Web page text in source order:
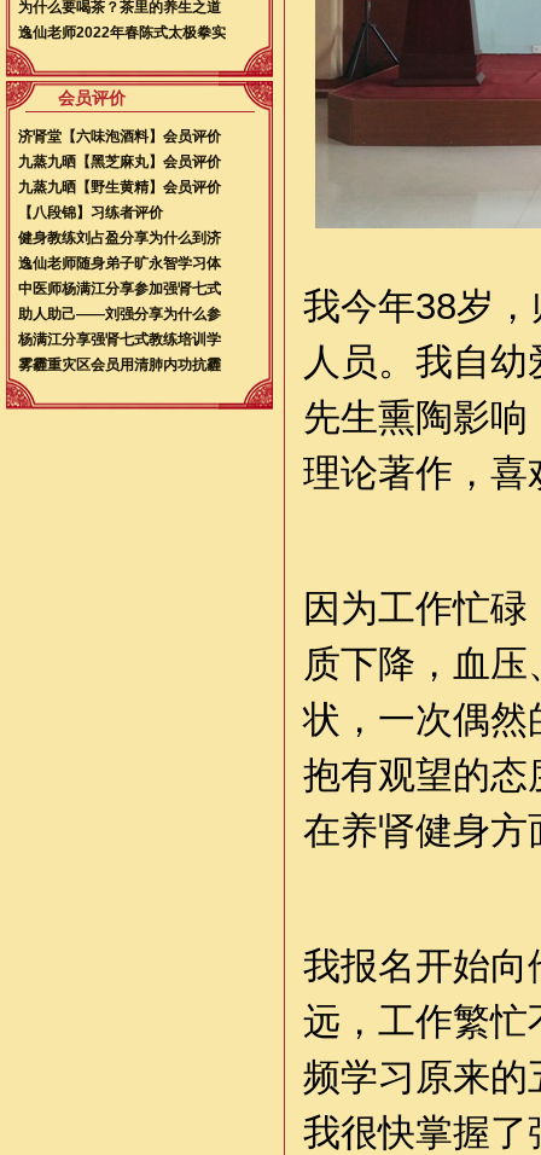
为什么要喝茶？茶里的养生之道
逸仙老师2022年春陈式太极拳实
会员评价
济肾堂【六味泡酒料】会员评价
九蒸九晒【黑芝麻丸】会员评价
九蒸九晒【野生黄精】会员评价
【八段锦】习练者评价
健身教练刘占盈分享为什么到济
逸仙老师随身弟子旷永智学习体
中医师杨满江分享参加强肾七式
助人助己——刘强分享为什么参
杨满江分享强肾七式教练培训学
雾霾重灾区会员用清肺内功抗霾
我今年38岁，
人员。我自
先生熏陶影
理论著作，喜
因为工作忙
质下降，血
状，一次偶然
抱有观望的态
在养肾健身方
我报名开始向
远，工作繁忙
频学习原来的
我很快掌握了